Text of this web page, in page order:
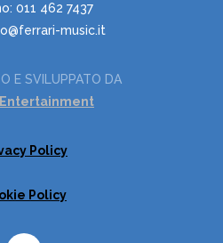
011 462 7437
music.it
E SVILUPPATO DA
Policy
Policy